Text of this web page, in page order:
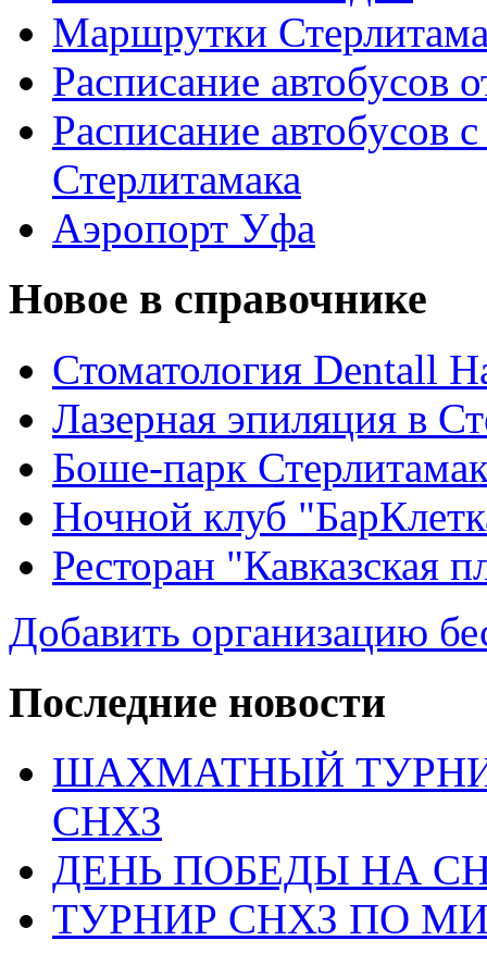
Маршрутки
Расписание автобусов
Расписание автобусов
Стерлитамака
Аэропорт Уфа
Новое в справочнике
Стоматология Dentall
Лазерная эпиляция в
Боше-парк
Ночной клуб
Ресторан "Кавказская
Добавить организацию
Последние новости
ШАХМАТНЫЙ
СНХЗ
ДЕНЬ ПОБЕДЫ НА
ТУРНИР СНХЗ ПО